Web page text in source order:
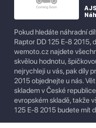
Pokud hledáte náhradní
Raptor DD 125 E-8 2015,
wemoto.cz najdete
skvělou hodnotu,
nejrychleji u vás, pak díly
2015 objednejte u nás.
skladem v České
evropském skladě, takže
125 E-8 2015 budete mít